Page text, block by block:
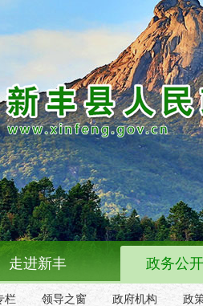
走进新丰 政务公开
栏 领导之窗 政府机构 政